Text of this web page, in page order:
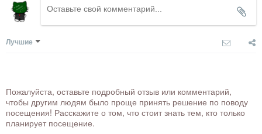
Лучшие
Пожалуйста, оставьте подробный отзыв или комментарий,
чтобы другим людям было проще принять решение по поводу
посещения! Расскажите о том, что стоит знать тем, кто только
планирует посещение.